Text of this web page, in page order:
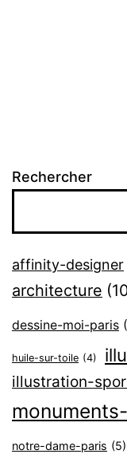
Rechercher
affinity-designer
architecture
dessine-moi-paris
huile-sur-toile (4)
illustration-
notre-dame-paris (5)